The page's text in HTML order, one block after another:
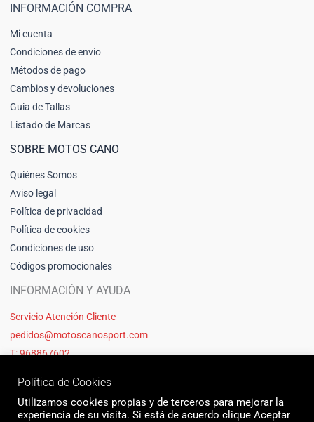
INFORMACIÓN COMPRA
Mi cuenta
Condiciones de envío
Métodos de pago
Cambios y devoluciones
Guia de Tallas
Listado de Marcas
SOBRE MOTOS CANO
Quiénes Somos
Aviso legal
Política de privacidad
Política de cookies
Condiciones de uso
Códigos promocionales
INFORMACIÓN Y AYUDA
Servicio Atención Cliente
pedidos@motoscanosport.com
T: 968867602
Política de Cookies
Utilizamos cookies propias y de terceros para mejorar la
experiencia de su visita. Si está de acuerdo clique Aceptar